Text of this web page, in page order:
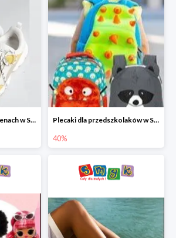
Znane marki w supercenach w Smyku - buty do -40% Plecaki dla przedszkolaków w Smyku do -40%
40%